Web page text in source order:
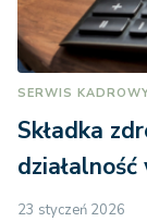
SERWIS
Składka
23 styczeń 2026